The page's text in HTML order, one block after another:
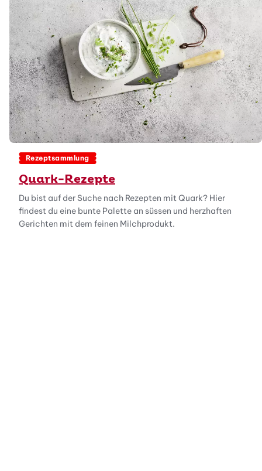
Rezeptsammlung
Quark-Rezepte
Du bist auf der Suche nach Rezepten mit Quark? Hier
findest du eine bunte Palette an süssen und herzhaften
Gerichten mit dem feinen Milchprodukt.